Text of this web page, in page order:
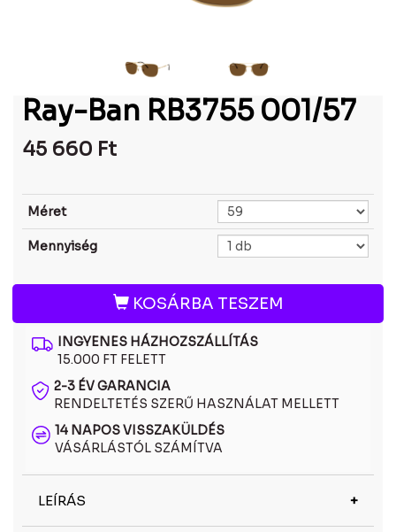
Ray-Ban RB3755 001/57
45 660 Ft
Méret
Mennyiség
KOSÁRBA TESZEM
INGYENES HÁZHOZSZÁLLÍTÁS
15.000 FT FELETT
2-3 ÉV GARANCIA
RENDELTETÉS SZERŰ HASZNÁLAT MELLETT
14 NAPOS VISSZAKÜLDÉS
VÁSÁRLÁSTÓL SZÁMÍTVA
LEÍRÁS